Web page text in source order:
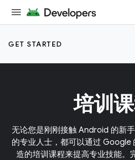
GET STARTED
培训
无论您是刚刚接触 Android 的新
的专业人士，都可以通过 Google
造的培训课程来提高专业技能。